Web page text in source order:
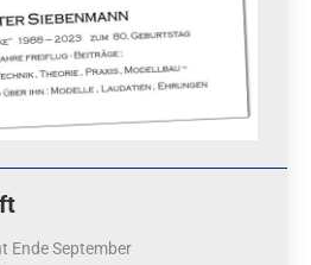
Ende September